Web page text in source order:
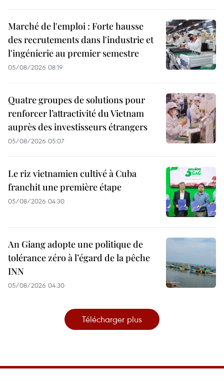
Marché de l'emploi : Forte hausse
des recrutements dans l'industrie et
l'ingénierie au premier semestre
05/08/2026 08:19
Quatre groupes de solutions pour
renforcer l’attractivité du Vietnam
auprès des investisseurs étrangers
05/08/2026 05:07
Le riz vietnamien cultivé à Cuba
franchit une première étape
05/08/2026 04:30
An Giang adopte une politique de
tolérance zéro à l’égard de la pêche
INN
05/08/2026 04:30
Télécharger plus